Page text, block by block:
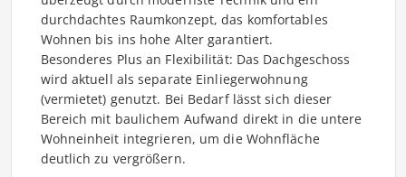
durchdachtes Raumkonzept, das komfortables
Wohnen bis ins hohe Alter garantiert.
Besonderes Plus an Flexibilität: Das Dachgeschoss
wird aktuell als separate Einliegerwohnung
(vermietet) genutzt. Bei Bedarf lässt sich dieser
Bereich mit baulichem Aufwand direkt in die untere
Wohneinheit integrieren, um die Wohnfläche
deutlich zu vergrößern.